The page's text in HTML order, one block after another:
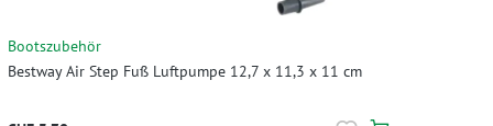
Bootszubehör
Bestway Air Step Fuß Luftpumpe 12,7 x 11,3 x 11 cm